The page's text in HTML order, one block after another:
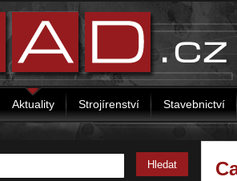
Aktuality Strojírenství Stavebnictví